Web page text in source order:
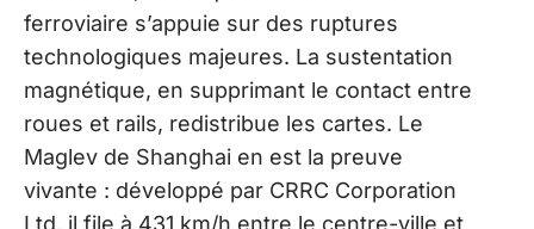
ferroviaire s’appuie sur des ruptures
technologiques majeures. La sustentation
magnétique, en supprimant le contact entre
roues et rails, redistribue les cartes. Le
Maglev de Shanghai en est la preuve
vivante : développé par CRRC Corporation
Ltd, il file à 431 km/h entre le centre-ville et